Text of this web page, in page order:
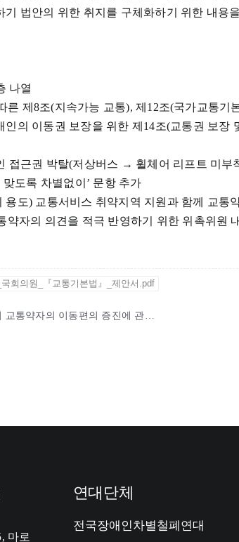
법안의 위한 취지를 구체화하기 위한 내용
나열
제8조(지속가능 교통), 제12조(국가교통기
의 이동권 보장을 위한 제14조(교통권 보
근권 박탈(저상버스 → 휠체어 리프트 미부
도록 차별없이’ 문항 추가
도) 교통서비스 취약지역 지원과 함께 교통
자의 의견을 적극 반영하기 위한 위촉위원
회의원_『교통기본법』_제안서.pdf
마로
연대단체
전국장애인차별철폐연대